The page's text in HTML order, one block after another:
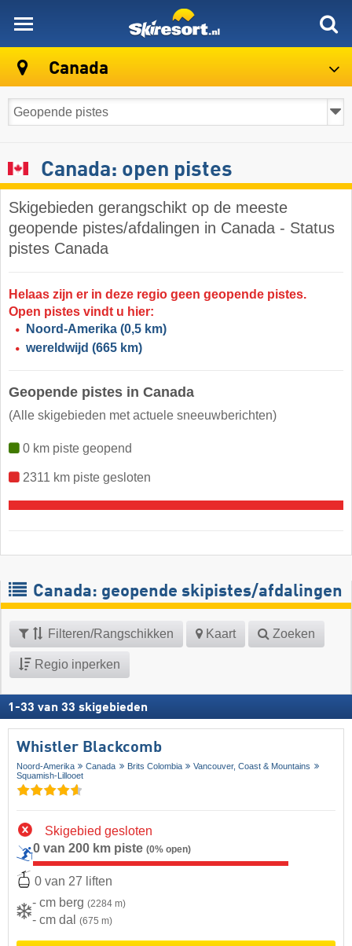
Canada
Canada: open pistes
Skigebieden gerangschikt op de meeste
geopende pistes/afdalingen in Canada - Status
pistes Canada
Helaas zijn er in deze regio geen geopende pistes.
Open pistes vindt u hier:
Noord-Amerika (0,5 km)
wereldwijd (665 km)
Geopende pistes in Canada
(Alle skigebieden met actuele sneeuwberichten)
0 km piste geopend
2311 km piste gesloten
Canada: geopende skipistes/afdalingen
Filteren/Rangschikken Kaart Zoeken
Regio inperken
1 -33 van 33 skigebieden
Whistler Blackcomb
Noord-Amerika Canada Brits Colombia
Vancouver, Coast & Mountains
Squamish-Lillooet
Skigebied gesloten
0 van 200 km piste (0% open)
0 van 27 liften
- cm berg (2284 m)
- cm dal (675 m)